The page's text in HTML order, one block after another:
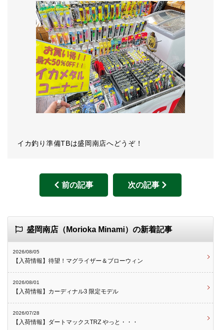
イカ釣り準備TBは盛岡南店へどうぞ！
前の記事 次の記事
盛岡南店（Morioka Minami）の新着記事
2026/08/05
【入荷情報】待望！マグライザー＆ブローウィン
2026/08/01
【入荷情報】カーディナル3 限定モデル
2026/07/28
【入荷情報】ダートマックスTRZ やっと・・・